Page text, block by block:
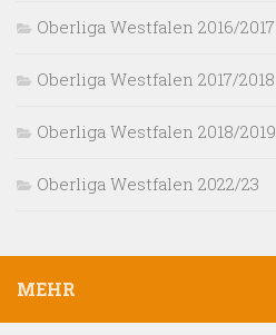
Oberliga Westfalen 2016/2017
Oberliga Westfalen 2017/2018
Oberliga Westfalen 2018/2019
Oberliga Westfalen 2022/23
MEHR